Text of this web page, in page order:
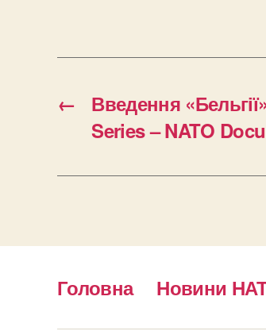
←
Введення
Series – NATO
Головна Новини